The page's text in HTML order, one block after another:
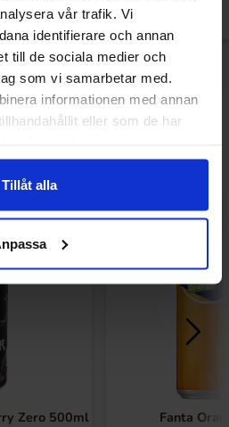
vår trafik. Vi
identifierare och annan
till de sociala medier och
som vi samarbetar med.
informationen med annan
eller som de har
Tillåt alla
lide
Zero 500ml Fanta